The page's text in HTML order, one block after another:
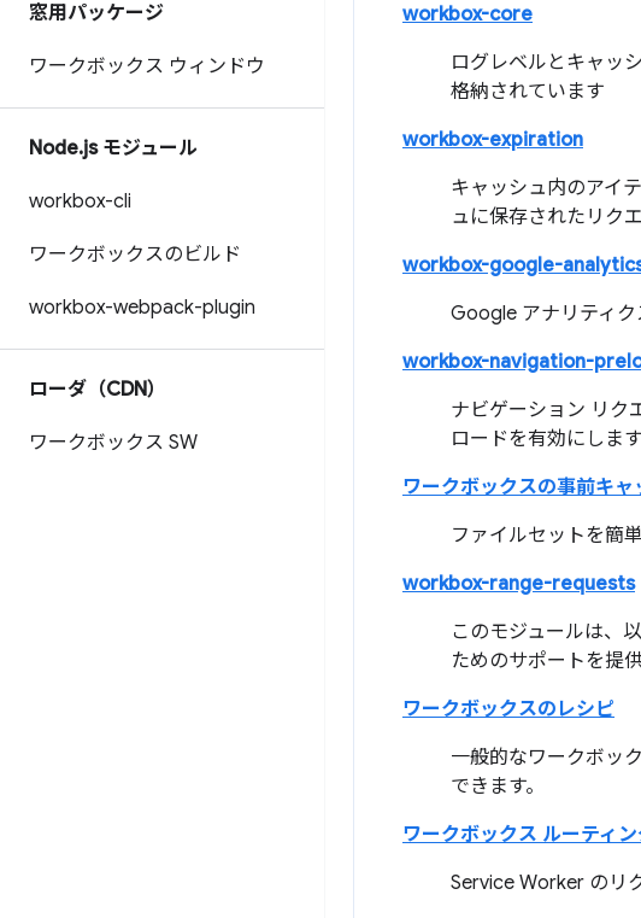
窓用パッケージ
ワークボックス ウィンドウ
Node.js モジュール
workbox-cli
ワークボックスのビルド
workbox-webpack-plugin
ローダ（CDN）
ワークボックス SW
workbox-core
ログレベルとキャッ
格納されています
workbox-expiration
キャッシュ内のアイ
ュに保存されたリク
workbox-google-
Google アナリティク
workbox-navigation-
ナビゲーション リク
ロードを有効にします
ワークボックスの事前キャ
ファイルセットを簡
workbox-range-requests
このモジュールは、
ためのサポートを提供
ワークボックスのレシピ
一般的なワークボッ
できます。
ワークボックス ルーティン
Service Worker のリ